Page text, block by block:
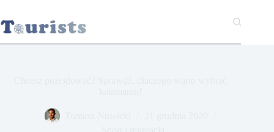
treści